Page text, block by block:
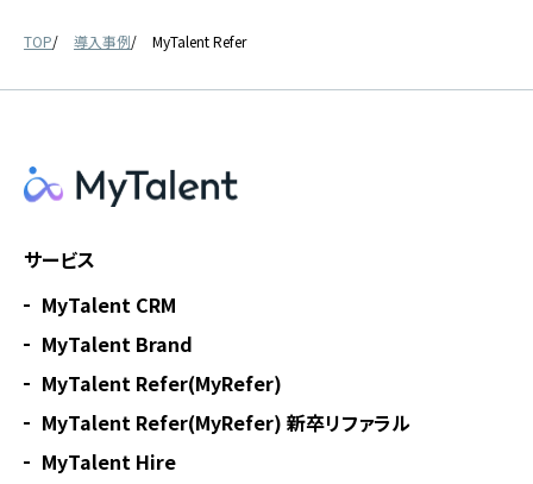
TOP 導入事例 MyTalent Refer
サービス
MyTalent CRM
MyTalent Brand
MyTalent Refer(MyRefer)
MyTalent Refer(MyRefer) 新卒リファラル
MyTalent Hire